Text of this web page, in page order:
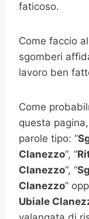
faticoso.
Come faccio
sgomberi
lavoro ben
Come
questa
parole tipo: “
Clanezzo“, “
Clanezzo“, “
Clanezzo”
Ubiale